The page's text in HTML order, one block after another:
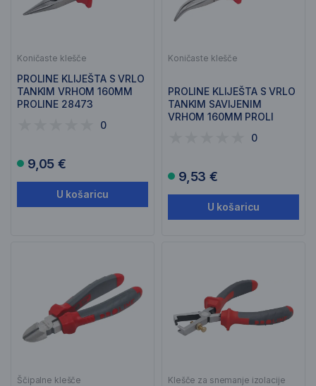
Koničaste klešče
PROLINE KLIJEŠTA S VRLO
TANKIM VRHOM 160MM
PROLINE 28473
0
9,05 €
U košaricu
Koničaste klešče
PROLINE KLIJEŠTA S VRLO
TANKIM SAVIJENIM
VRHOM 160MM PROLI
0
9,53 €
U košaricu
Ščipalne klešče Klešče za snemanje izolacije